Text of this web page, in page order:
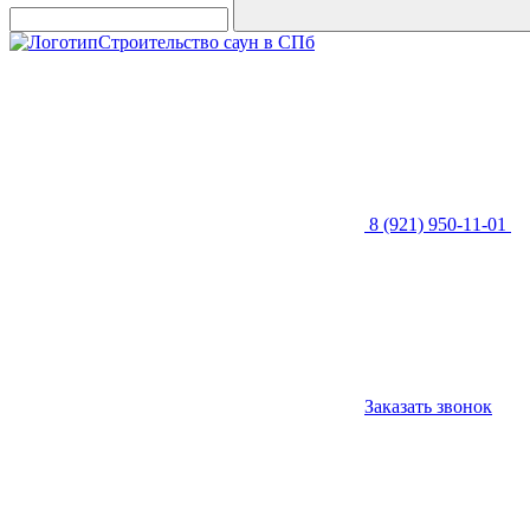
Строительство саун в СПб
8 (921) 950-11-01
Заказать звонок